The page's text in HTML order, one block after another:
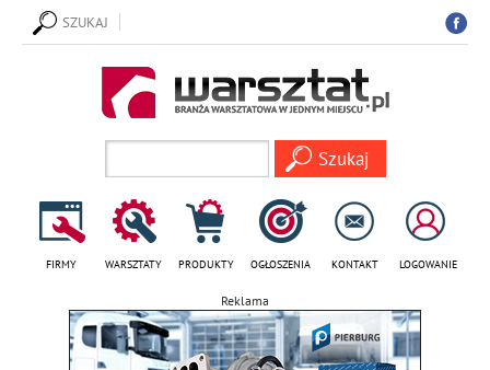
SZUKAJ
FIRMY WARSZTATY PRODUKTY OGŁOSZENIA KONTAKT LOGOWANIE
Reklama